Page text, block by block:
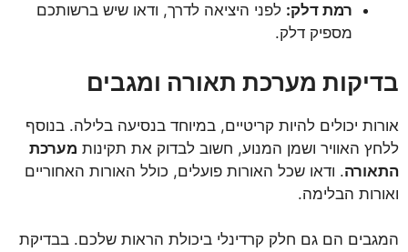
רמת דלק: לפני היציאה לדרך, ודאו שיש ברשותכם
מספיק דלק.
בדיקות מערכת תאורה ומגבים
אורות יכולים להיות קריטיים, במיוחד בנסיעה בלילה. בנוסף
ללחץ האוויר ושמן המנוע, חשוב לבדוק את תקינות מערכת
התאורה. ודאו שכל האורות פועלים, כולל האורות האחוריים
ואורות הבלימה.
המגבים הם גם חלק קרדינלי ביכולת הראות שלכם. בבדיקת